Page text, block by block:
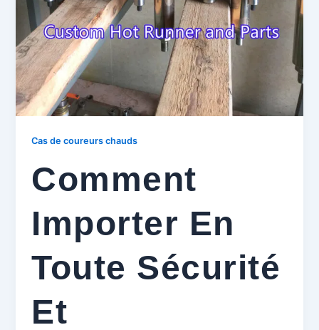
Cas de coureurs chauds
Comment
Importer En
Toute Sécurité
Et